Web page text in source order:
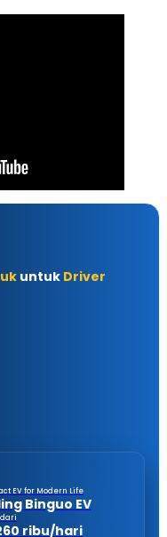
untuk Driver
EV for Modern Life
Binguo EV
ribu/hari